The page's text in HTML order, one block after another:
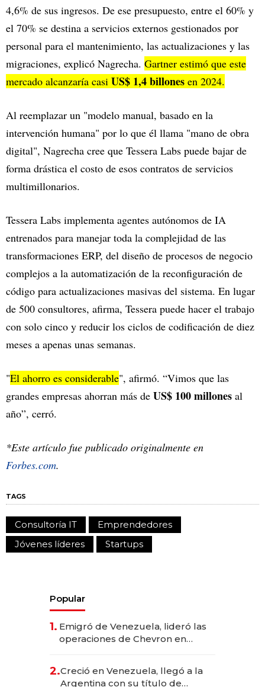
4,6% de sus ingresos. De ese presupuesto, entre el 60% y
el 70% se destina a servicios externos gestionados por
personal para el mantenimiento, las actualizaciones y las
migraciones, explicó Nagrecha. Gartner estimó que este
mercado alcanzaría casi US$ 1,4 billones en 2024.
Al reemplazar un "modelo manual, basado en la
intervención humana" por lo que él llama "mano de obra
digital", Nagrecha cree que Tessera Labs puede bajar de
forma drástica el costo de esos contratos de servicios
multimillonarios.
Tessera Labs implementa agentes autónomos de IA
entrenados para manejar toda la complejidad de las
transformaciones ERP, del diseño de procesos de negocio
complejos a la automatización de la reconfiguración de
código para actualizaciones masivas del sistema. En lugar
de 500 consultores, afirma, Tessera puede hacer el trabajo
con solo cinco y reducir los ciclos de codificación de diez
meses a apenas unas semanas.
"El ahorro es considerable", afirmó. “Vimos que las
grandes empresas ahorran más de US$ 100 millones al
año”, cerró.
*Este artículo fue publicado originalmente en
Forbes.com.
TAGS
Consultoría IT
Emprendedores
Jóvenes líderes
Startups
Popular
1. Emigró de Venezuela, lideró las
operaciones de Chevron en
2.Creció en Venezuela, llegó a la
Argentina con su título de